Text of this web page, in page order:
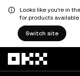
Looks like you're in
for products available
Switch site